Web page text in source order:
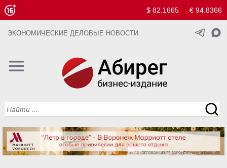
$ 82.1665 € 94.8366
ЭКОНОМИЧЕСКИЕ ДЕЛОВЫЕ НОВОСТИ